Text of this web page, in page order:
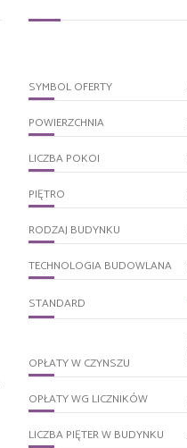
SYMBOL OFERTY
POWIERZCHNIA
LICZBA POKOI
PIĘTRO
RODZAJ BUDYNKU
TECHNOLOGIA BUDOWLANA
STANDARD
OPŁATY W CZYNSZU
OPŁATY WG LICZNIKÓW
LICZBA PIĘTER W BUDYNKU